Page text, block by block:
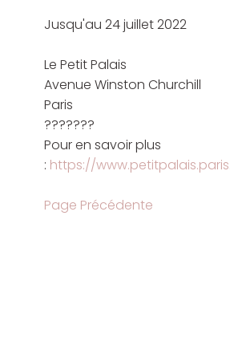
Jusqu'au 24 juillet 2022
Le Petit Palais
Avenue Winston Churchill
Paris
???????
Pour en savoir plus
: https://
Page Précédente